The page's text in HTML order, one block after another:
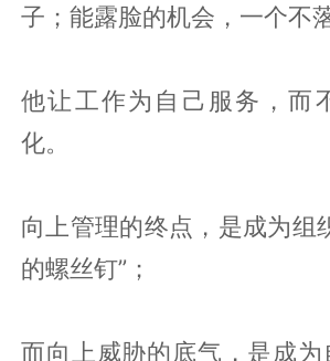
子；能露脸的机会，一个不落
他让工作为自己服务，而
化。
向上管理的终点，是成为组
的螺丝钉”；
而向上威胁的底气，是成为